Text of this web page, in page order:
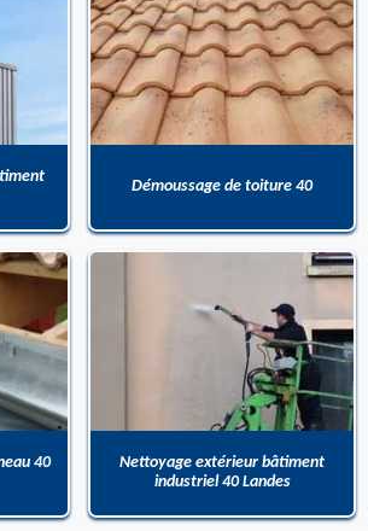
Démoussage de toiture 40
40
Nettoyage extérieur bâtiment
industriel 40 Landes